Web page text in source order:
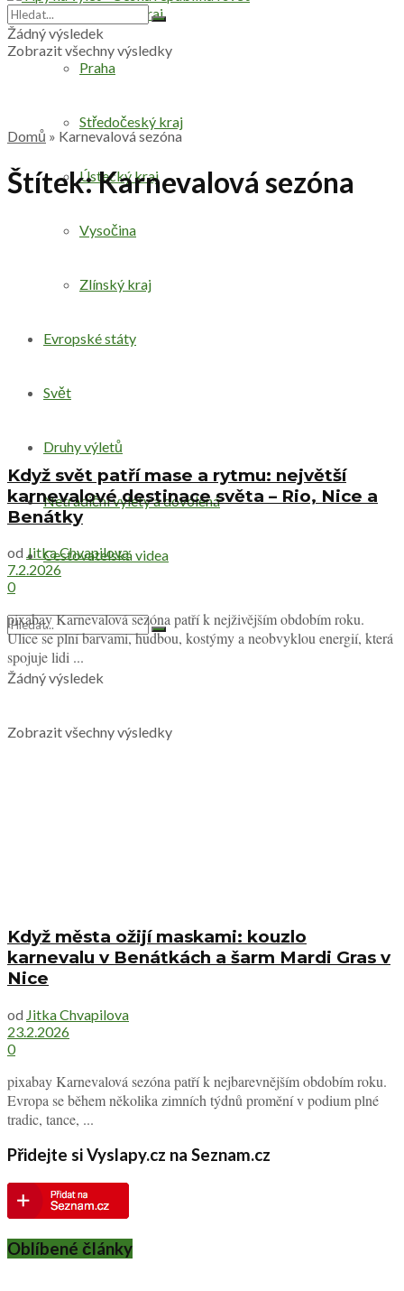
Plzeňský kraj
Praha
Středočeský kraj
Ústecký kraj
Vysočina
Zlínský kraj
Evropské státy
Svět
Druhy výletů
Netradiční výlety a dovolená
Cestovatelská videa
Žádný výsledek
Zobrazit všechny výsledky
Žádný výsledek
Zobrazit všechny výsledky
Domů » Karnevalová sezóna
Štítek:Karnevalová sezóna
Když svět patří mase a rytmu: největší
karnevalové destinace světa – Rio, Nice a
Benátky
od Jitka Chvapilova
7.2.2026
0
pixabay Karnevalová sezóna patří k nejživějším obdobím roku.
Ulice se plní barvami, hudbou, kostýmy a neobvyklou energií, která
spojuje lidi ...
Když města ožijí maskami: kouzlo
karnevalu v Benátkách a šarm Mardi Gras v
Nice
od Jitka Chvapilova
23.2.2026
0
pixabay Karnevalová sezóna patří k nejbarevnějším obdobím roku.
Evropa se během několika zimních týdnů promění v podium plné
tradic, tance, ...
Přidejte si Vyslapy.cz na Seznam.cz
Oblíbené články